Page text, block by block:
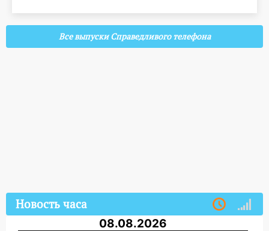
Все выпуски Справедливого телефона
Новость часа
08.08.2026